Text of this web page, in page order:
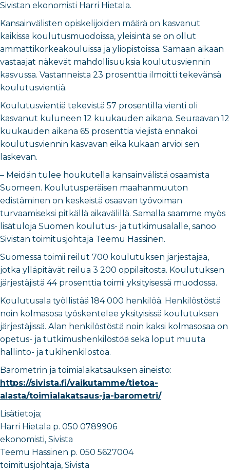
Sivistan ekonomisti Harri Hietala.
Kansainvälisten opiskelijoiden määrä on kasvanut
kaikissa koulutusmuodoissa, yleisintä se on ollut
ammattikorkeakouluissa ja yliopistoissa. Samaan aikaan
vastaajat näkevät mahdollisuuksia koulutusviennin
kasvussa. Vastanneista 23 prosenttia ilmoitti tekevänsä
koulutusvientiä.
Koulutusvientiä tekevistä 57 prosentilla vienti oli
kasvanut kuluneen 12 kuukauden aikana. Seuraavan 12
kuukauden aikana 65 prosenttia viejistä ennakoi
koulutusviennin kasvavan eikä kukaan arvioi sen
laskevan.
– Meidän tulee houkutella kansainvälistä osaamista
Suomeen. Koulutusperäisen maahanmuuton
edistäminen on keskeistä osaavan työvoiman
turvaamiseksi pitkällä aikavälillä. Samalla saamme myös
lisätuloja Suomen koulutus- ja tutkimusalalle, sanoo
Sivistan toimitusjohtaja Teemu Hassinen.
Suomessa toimii reilut 700 koulutuksen järjestäjää,
jotka ylläpitävät reilua 3 200 oppilaitosta. Koulutuksen
järjestäjistä 44 prosenttia toimii yksityisessä muodossa.
Koulutusala työllistää 184 000 henkilöä. Henkilöstöstä
noin kolmasosa työskentelee yksityisissä koulutuksen
järjestäjissä. Alan henkilöstöstä noin kaksi kolmasosaa on
opetus- ja tutkimushenkilöstöä sekä loput muuta
hallinto- ja tukihenkilöstöä.
Barometrin ja toimialakatsauksen aineisto:
https://sivista.fi/vaikutamme/tietoa-
alasta/toimialakatsaus-ja-barometri/
Lisätietoja;
Harri Hietala p. 050 0789906
ekonomisti, Sivista
Teemu Hassinen p. 050 5627004
toimitusjohtaja, Sivista